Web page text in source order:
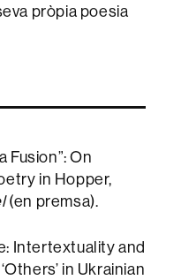
pròpia poesia
Fusion”: On
in Hopper,
(en premsa).
Intertextuality and
in Ukrainian